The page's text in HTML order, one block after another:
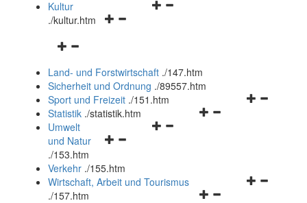
Navigationsmenü
Navigationsmenü
Kultur
./kultur.htm
Navigationsmenü
und
schließen
Land- und Forstwirtschaft ./147.htm
Sicherheit und Ordnung ./89557.htm
Navigationsmenü
Sport und Freizeit ./151.htm
Navigationsmenü
Statistik ./statistik.htm
Navigationsmenü
und
schließen
Umwelt
und Natur
./153.htm
Verkehr ./155.htm
Navigationsmenü
Wirtschaft, Arbeit und Tourismus
./157.htm